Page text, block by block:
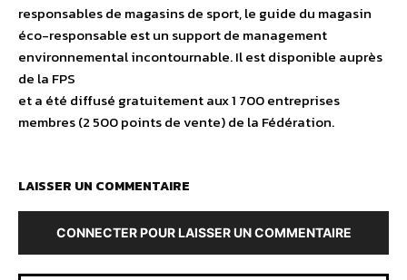
responsables de magasins de sport, le guide du magasin
éco-responsable est un support de management
environnemental incontournable. Il est disponible auprès
de la FPS
et a été diffusé gratuitement aux 1 700 entreprises
membres (2 500 points de vente) de la Fédération.
LAISSER UN COMMENTAIRE
CONNECTER POUR LAISSER UN COMMENTAIRE